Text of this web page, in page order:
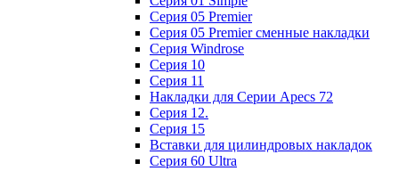
Серия 05 Premier
Серия 05 Premier сменные накладки
Cерия Windrose
Серия 10
Серия 11
Накладки для Серии Apecs 72
Серия 12.
Серия 15
Вставки для цилиндровых накладок
Серия 60 Ultra